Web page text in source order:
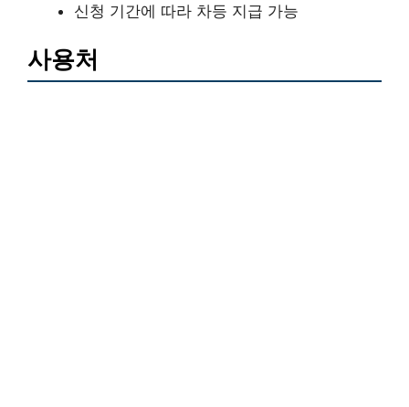
신청 기간에 따라 차등 지급 가능
사용처